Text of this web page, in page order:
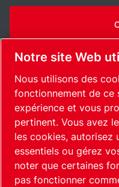
Plan du siteGérer
Notre site Web
Nous utilisons des
fonctionnement de ce
expérience et vous
pertinent. Vous avez
les cookies, autorisez
essentiels ou gérez
noter que certaines
pas fonctionner